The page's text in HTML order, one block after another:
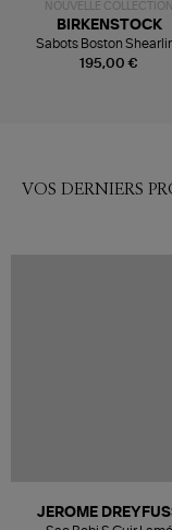
NOUVELLE COLLECTION
195,00 €
BIRKENSTOCK
Sabots Boston
Suede Leather Dark Tea
VOS DERNIERS
JEROME